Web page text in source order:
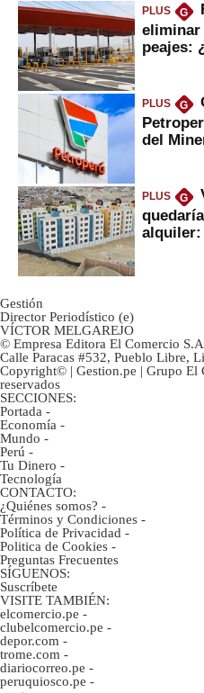
PLUS G
eliminar
peajes:
PLUS G
del
PLUS G
alquiler:
Gestión
Director Periodístico (e)
VÍCTOR MELGAREJO
© Empresa Editora El Comercio
Calle Paracas #532, Pueblo Libre,
Copyright© | Gestion.pe | Grupo El
reservados
SECCIONES:
Portada -
Economía -
Mundo -
Perú -
Tu Dinero -
Tecnología
CONTACTO:
¿Quiénes somos? -
Términos y Condiciones -
Política de Privacidad -
Politica de Cookies -
Preguntas Frecuentes
SÍGUENOS:
Suscríbete
VISITE TAMBIÉN:
elcomercio.pe -
clubelcomercio.pe -
depor.com -
trome.com -
diariocorreo.pe -
peruquiosco.pe -